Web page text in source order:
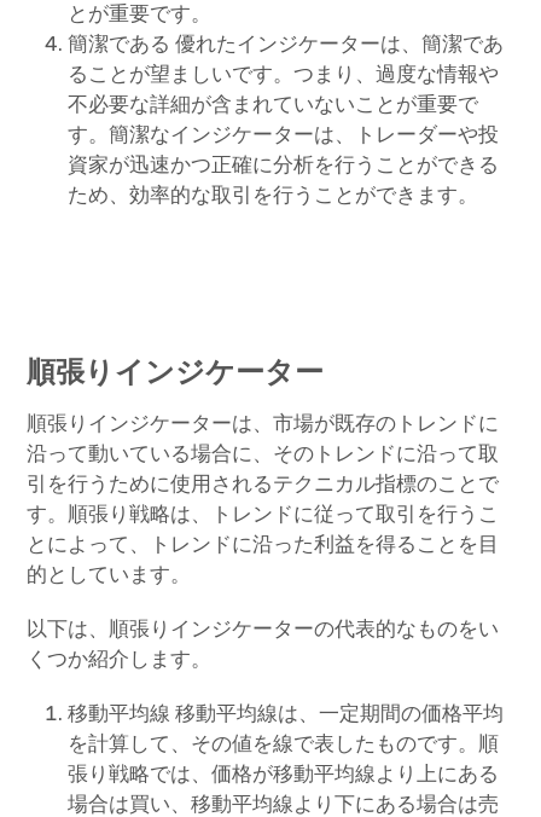
とが重要です。
簡潔である 優れたインジケーターは、簡潔であ
ることが望ましいです。つまり、過度な情報や
不必要な詳細が含まれていないことが重要で
す。簡潔なインジケーターは、トレーダーや投
資家が迅速かつ正確に分析を行うことができる
ため、効率的な取引を行うことができます。
順張りインジケーター
順張りインジケーターは、市場が既存のトレンドに
沿って動いている場合に、そのトレンドに沿って取
引を行うために使用されるテクニカル指標のことで
す。順張り戦略は、トレンドに従って取引を行うこ
とによって、トレンドに沿った利益を得ることを目
的としています。
以下は、順張りインジケーターの代表的なものをい
くつか紹介します。
移動平均線 移動平均線は、一定期間の価格平均
を計算して、その値を線で表したものです。順
張り戦略では、価格が移動平均線より上にある
場合は買い、移動平均線より下にある場合は売